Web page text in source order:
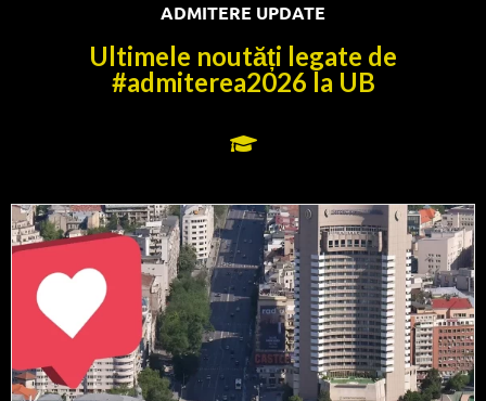
ADMITERE UPDATE
Ultimele noutăți legate de
#admiterea2026 la UB